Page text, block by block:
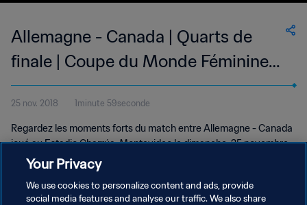
Allemagne - Canada | Quarts de
finale | Coupe du Monde Féminine
U-17 de la FIFA, Uruguay 2018™ |
Résumé vidéo
25 nov. 2018 1minute 59seconde
Regardez les moments forts du match entre Allemagne - Canada
joué au Estadio Charrúa, Montevideo le dimanche, 25 novembre
2018.Your Privacy
We use cookies to personalize content and ads, provide
social media features and analyse our traffic. We also share